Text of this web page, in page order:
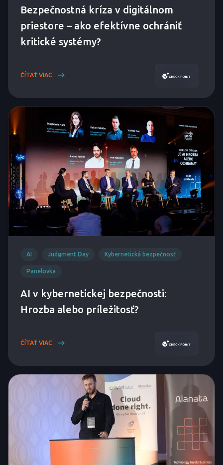
Bezpečnostná kríza v digitálnom
priestore – ako efektívne ochrániť
kritické systémy?
ČÍTAŤ VIAC
AI Judgment Day Kybernetická bezpečnosť
Panelovka
AI v kybernetickej bezpečnosti:
Hrozba alebo príležitosť?
ČÍTAŤ VIAC